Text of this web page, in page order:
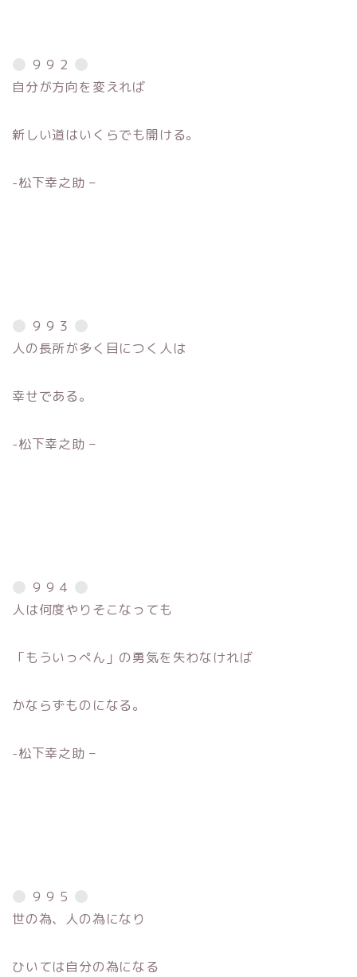
９９２
自分が方向を変えれば
新しい道はいくらでも開ける。
-松下幸之助 –
９９３
人の長所が多く目につく人は
幸せである。
-松下幸之助 –
９９４
人は何度やりそこなっても
「もういっぺん」の勇気を失わなければ
かならずものになる。
-松下幸之助 –
９９５
世の為、人の為になり
ひいては自分の為になる